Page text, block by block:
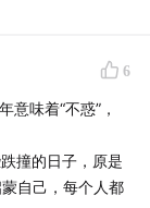
个青年人一起
6
意味着“不惑”，
撞的日子，原是
自己，每个人都